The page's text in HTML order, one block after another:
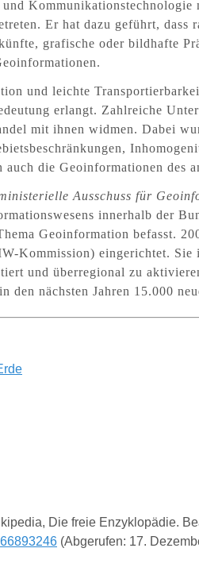
Er hat dazu geführt,
grafische oder bildhafte
und leichte
erlangt. Zahlreiche
mit ihnen widmen. Dabei
die Geoinformationen des
Ausschuss für
innerhalb der
Geoinformation befasst.
Kommission) eingerichtet. Sie
und überregional zu
den nächsten Jahren 15.000
Die freie Enzyklopädie.
(Abgerufen: 17.